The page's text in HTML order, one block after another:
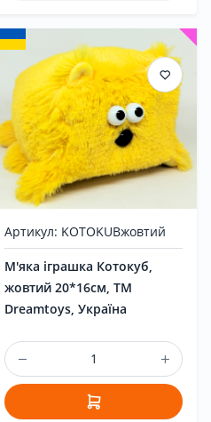
Артикул: KOTOKUBжовтий
М'яка іграшка Котокуб,
жовтий 20*16см, ТМ
Dreamtoys, Україна